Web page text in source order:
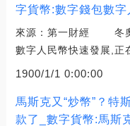
字貨幣:數字錢包數
來源：第一財經 冬
數字人民幣快速發展,正
1900/1/1 0:00:00
馬斯克又“炒幣”？特
款了_數字貨幣:馬斯